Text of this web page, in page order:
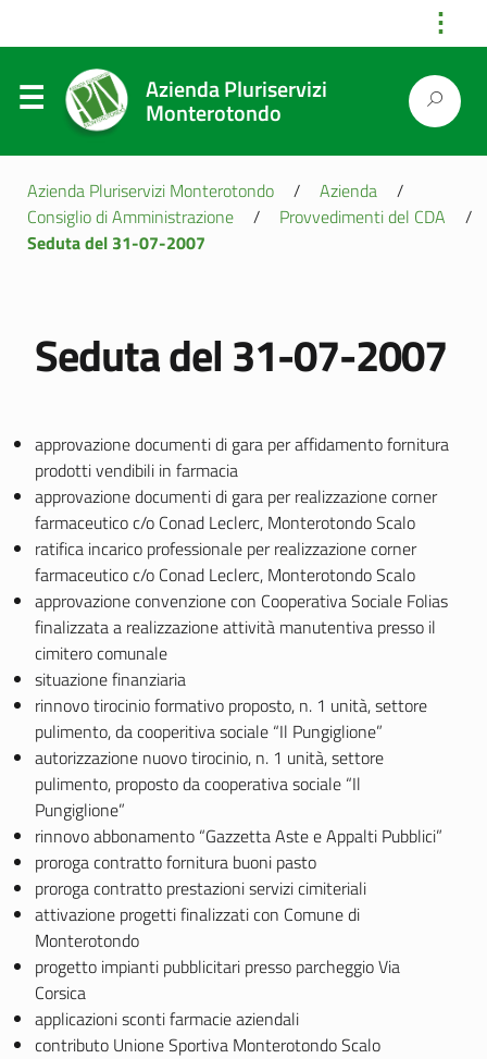
⋮
Azienda Pluriservizi
Monterotondo
Azienda Pluriservizi Monterotondo / Azienda
/
Consiglio di Amministrazione
/ Provvedimenti del CDA
/
Seduta del 31-07-2007
Seduta del 31-07-2007
approvazione documenti di gara per affidamento fornitura
prodotti vendibili in farmacia
approvazione documenti di gara per realizzazione corner
farmaceutico c/o Conad Leclerc, Monterotondo Scalo
ratifica incarico professionale per realizzazione corner
farmaceutico c/o Conad Leclerc, Monterotondo Scalo
approvazione convenzione con Cooperativa Sociale Folias
finalizzata a realizzazione attività manutentiva presso il
cimitero comunale
situazione finanziaria
rinnovo tirocinio formativo proposto, n. 1 unità, settore
pulimento, da cooperitiva sociale “Il Pungiglione”
autorizzazione nuovo tirocinio, n. 1 unità, settore
pulimento, proposto da cooperativa sociale “Il
Pungiglione”
rinnovo abbonamento “Gazzetta Aste e Appalti Pubblici”
proroga contratto fornitura buoni pasto
proroga contratto prestazioni servizi cimiteriali
attivazione progetti finalizzati con Comune di
Monterotondo
progetto impianti pubblicitari presso parcheggio Via
Corsica
applicazioni sconti farmacie aziendali
contributo Unione Sportiva Monterotondo Scalo